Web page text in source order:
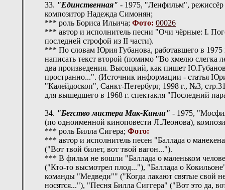
33. "Единственная" - 1975, "Ленфильм",
композитор Надежда Симонян;
*** роль Бориса Ильича; Фото: 00026
*** автор и исполнитель песни "Очи чёрные: I.
последней строфой из II части).
*** По словам Юрия Губанова, работавшего в
написать текст второй (помимо "Во хмелю слегка
два произведения. Высоцкий, как пишет
пространно...". (Источник информации - статья
"Калейдоскоп", Санкт-Петербург, 1998 г., №3,
для вышедшего в 1968 г. спектакля "Последний
34. "Бегство мистера Мак-Кинли" - 1975,
(по одноименной киноповести Л.Леонова),
*** роль Билла Сигера; Фото:
*** автор и исполнитель песен "Баллада о
("Вот твой билет, вот твой вагон...").
*** В фильм не вошли "Баллада о маленьком
("Кто-то высмотрел плод..."), "Баллада о
команды "Медведи"" ("Когда лакают святые свой
носятся..."), "Песня Билла Сиггера" ("Вот это да,